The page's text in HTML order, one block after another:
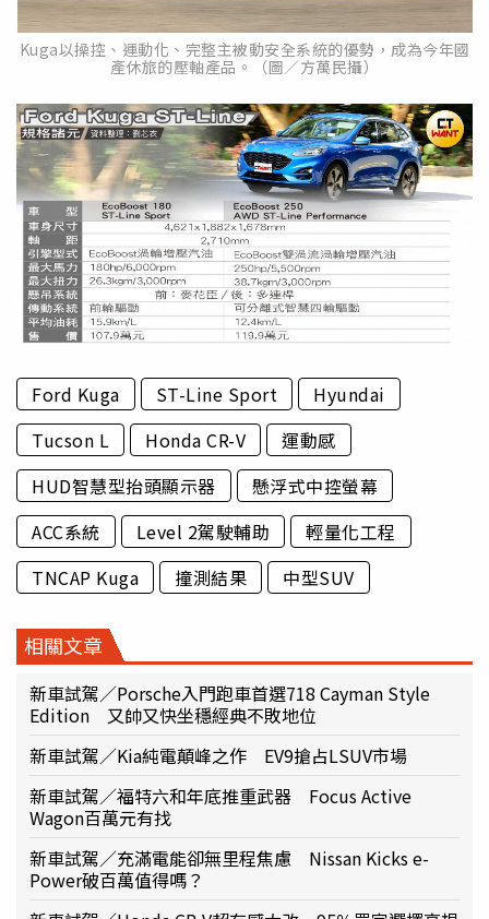
Kuga以操控、運動化、完整主被動安全系統的優勢，成為今年國
產休旅的壓軸產品。（圖／方萬民攝）
Ford Kuga ST-Line Sport
Hyundai
Tucson L
Honda CR-V
運動感
HUD智慧型抬頭顯示器
懸浮式中控螢幕
ACC系統
Level 2駕駛輔助
輕量化工程
TNCAP Kuga
撞測結果 中型SUV
相關文章
新車試駕／Porsche入門跑車首選718 Cayman Style
Edition 又帥又快坐穩經典不敗地位
新車試駕／Kia純電顛峰之作 EV9搶占LSUV市場
新車試駕／福特六和年底推重武器 Focus Active
Wagon百萬元有找
新車試駕／充滿電能卻無里程焦慮 Nissan Kicks e-
Power破百萬值得嗎？